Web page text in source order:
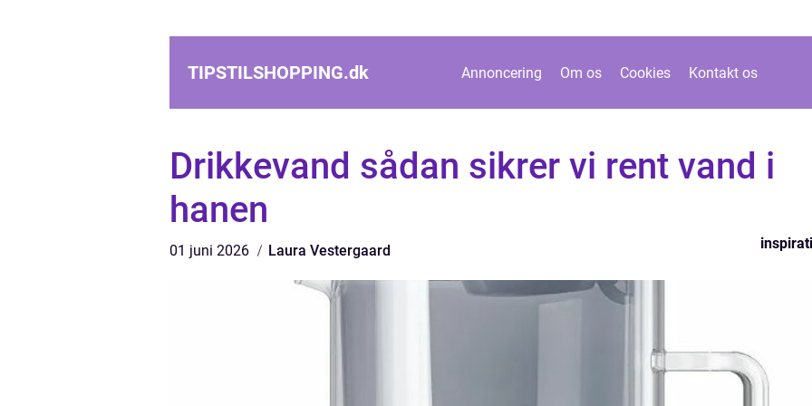
TIPSTILSHOPPING.dk Annoncering Om os Cookies Kontakt os
Drikkevand sådan sikrer vi rent vand i
hanen
01 juni 2026 Laura Vestergaard